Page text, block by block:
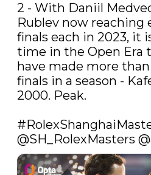
2 - With Daniil
Rublev now reaching
finals each in 2023, it
time in the Open Era
have made more
finals in a season -
2000. Peak.
@SH_RolexMasters